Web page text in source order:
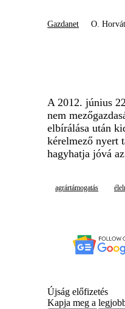
Gazdanet O.
A 2012. június
nem
elbírálása után
kérelmező nyert
hagyhatja jóvá
agrártámogatás
Újság előfizetés
Kapja meg a